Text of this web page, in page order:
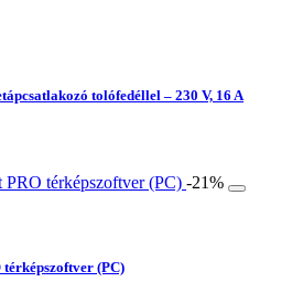
tolófedéllel – 230 V, 16 A
-21%
(PC)